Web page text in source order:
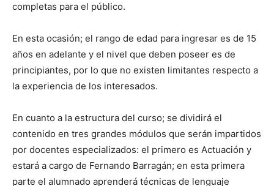
completas para el público.
En esta ocasión; el rango de edad para ingresar es de 15
años en adelante y el nivel que deben poseer es de
principiantes, por lo que no existen limitantes respecto a
la experiencia de los interesados.
En cuanto a la estructura del curso; se dividirá el
contenido en tres grandes módulos que serán impartidos
por docentes especializados: el primero es Actuación y
estará a cargo de Fernando Barragán; en esta primera
parte el alumnado aprenderá técnicas de lenguaje